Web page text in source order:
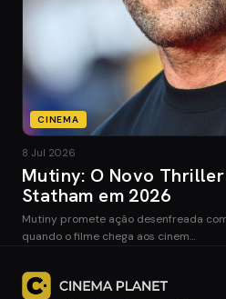
CINEMA
8 Jul 2026
Mutiny: O Novo
Statham em 2026
Mutiny promete ação desenfreada
quando o filme chega aos cinem…